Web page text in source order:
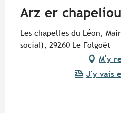
Arz er
Les chapelles du Léon,
social), 29260 Le Folgoët
M'y
J'y vais